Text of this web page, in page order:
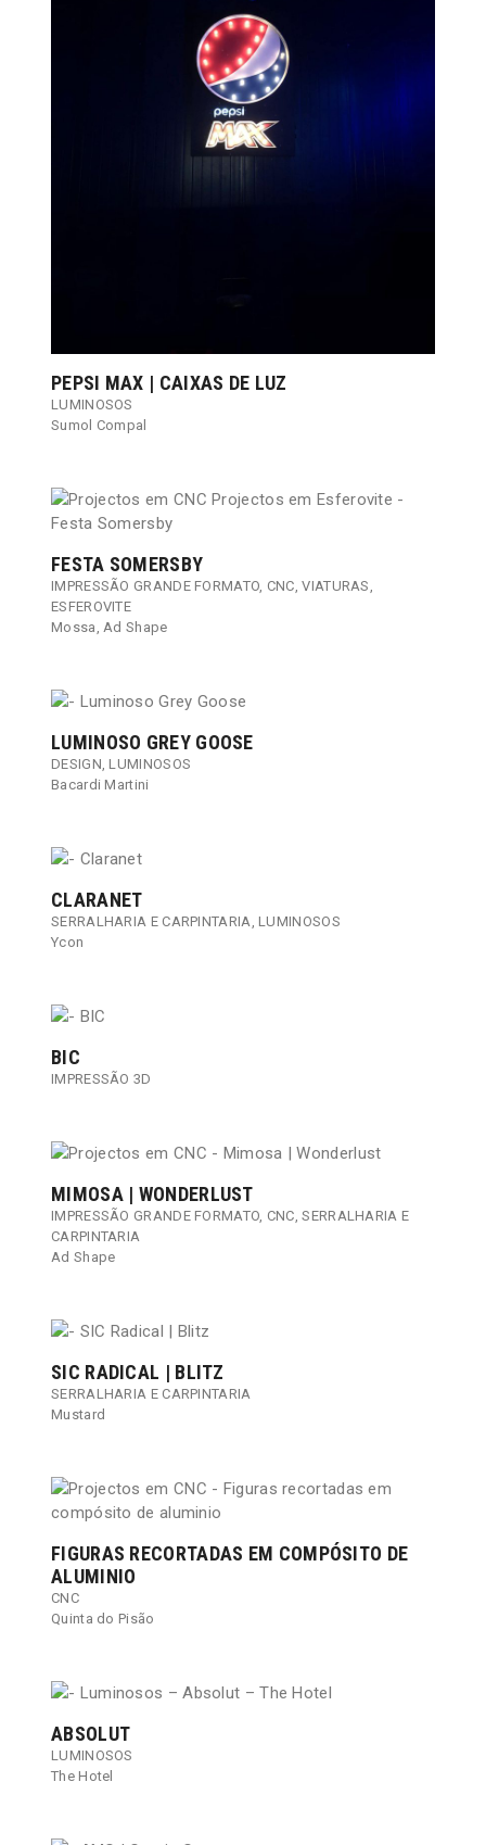
PEPSI MAX | CAIXAS DE LUZ
LUMINOSOS
Sumol Compal
FESTA SOMERSBY
IMPRESSÃO GRANDE FORMATO, CNC,VIATURAS,
ESFEROVITE
Mossa,Ad Shape
LUMINOSO GREY GOOSE
DESIGN,LUMINOSOS
Bacardi Martini​
CLARANET
SERRALHARIA E CARPINTARIA,LUMINOSOS
Ycon
BIC
IMPRESSÃO 3D
MIMOSA | WONDERLUST
IMPRESSÃO GRANDE FORMATO, CNC,SERRALHARIA E
CARPINTARIA
Ad Shape
SIC RADICAL | BLITZ
SERRALHARIA E CARPINTARIA
Mustard
FIGURAS RECORTADAS EM COMPÓSITO DE
ALUMINIO
CNC
Quinta do Pisão
ABSOLUT
LUMINOSOS
The Hotel